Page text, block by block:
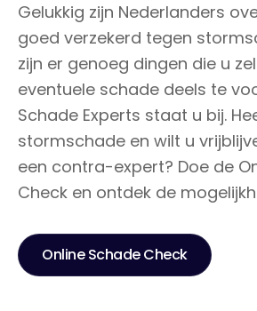
Gelukkig zijn Nederlanders
goed verzekerd tegen
zijn er genoeg dingen die u
eventuele schade deels te
Schade Experts staat u bij.
stormschade en wilt u
een contra-expert? Doe de
Check en ontdek de
Online Schade Check